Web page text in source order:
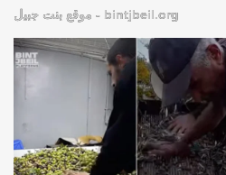
bintjbeil.org - موقع بنت جبيل